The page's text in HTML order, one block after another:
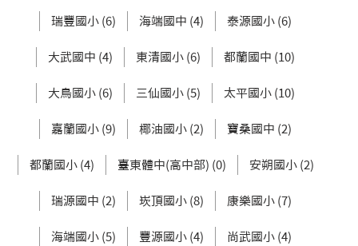
瑞豐國小 (6) 海端國中 (4) 泰源國小 (6)
大武國中 (4) 東清國小 (6) 都蘭國中 (10)
大鳥國小 (6) 三仙國小 (5) 太平國小 (10)
嘉蘭國小 (9) 椰油國小 (2) 寶桑國中 (2)
都蘭國小 (4) 臺東體中(高中部) (0) 安朔國小 (2)
瑞源國中 (2) 崁頂國小 (8) 康樂國小 (7)
海端國小 (5) 豐源國小 (4) 尚武國小 (4)